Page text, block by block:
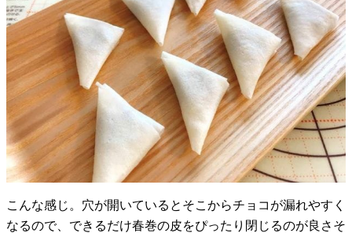
こんな感じ。穴が開いているとそこからチョコが漏れやすく
なるので、できるだけ春巻の皮をぴったり閉じるのが良さそ